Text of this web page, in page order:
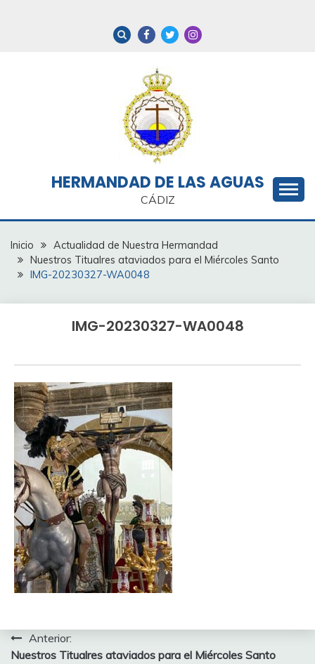
HERMANDAD DE LAS AGUAS
CÁDIZ
Inicio
Actualidad de Nuestra Hermandad
Nuestros Titualres ataviados para el Miércoles Santo
IMG-20230327-WA0048
IMG-20230327-WA0048
Navegación
Anterior:
Nuestros Titualres ataviados para el Miércoles Santo